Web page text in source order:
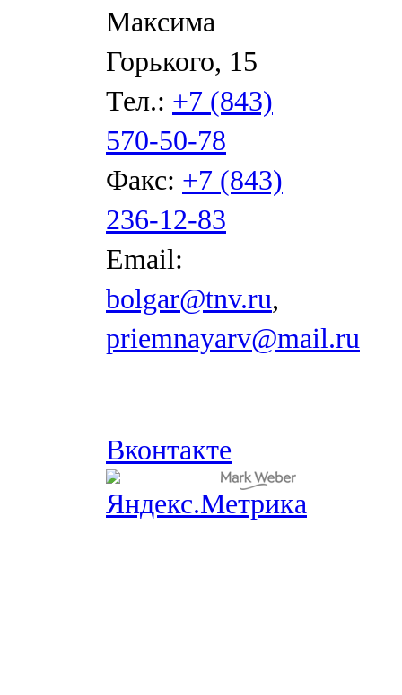
Максима
Горького, 15
Тел.: +7 (843)
570-50-78
Факс: +7 (843)
236-12-83
Email:
bolgar@tnv.ru,
priemnayarv@mail.ru
Вконтакте